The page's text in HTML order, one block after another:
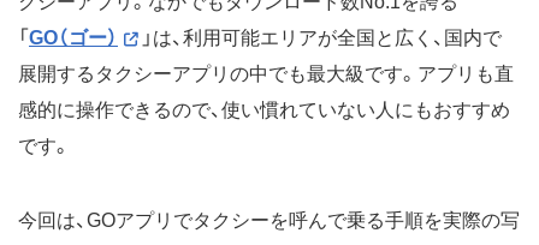
「 GO（ゴー）
」は、利用可能エリアが全国と広く、国内で
展開するタクシーアプリの中でも最大級です。アプリも直
感的に操作できるので、使い慣れていない人にもおすすめ
です。
今回は、GOアプリでタクシーを呼んで乗る手順を実際の写